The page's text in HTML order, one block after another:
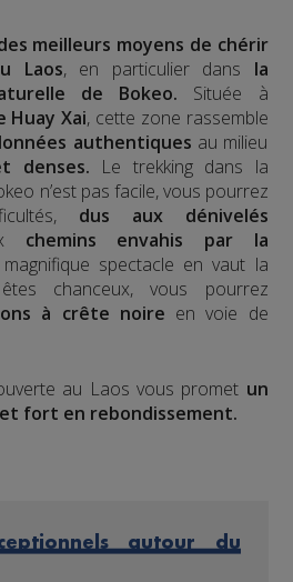
meilleurs moyens de chérir
Laos, en particulier dans la
de Bokeo. Située à
Huay Xai, cette zone rassemble
authentiques au milieu
denses. Le trekking dans la
n’est pas facile, vous pourrez
dus aux dénivelés
chemins envahis par la
spectacle en vaut la
chanceux, vous pourrez
à crête noire en voie de
au Laos vous promet un
fort en rebondissement.
autour du